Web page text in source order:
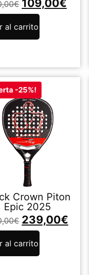
€ 109,00€
al carrito
-25%!
Crown Piton
Epic 2025
€ 239,00€
al carrito